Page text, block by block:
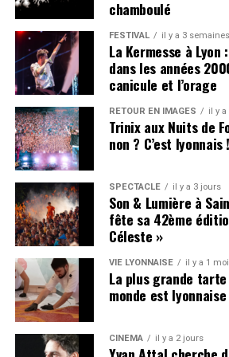
porté par des productions soignées
instrumentales modernes fusionnent
univers hybride quelque part entre
school.
Ses premières influences comptent
Diam’s, Youssoupha et Sefyu avant
comme Ateyaba et 3010 ne viennent
musique vers quelque chose de plus
DeSoundcloudaux
Son parcours est celui d’un bosseur
ses débuts sur la plateforme
trilogieNocturne et quelques
sort en 2020 l’EPKOLAF: un projet
l’unanimité qui engendre une
autour du nouveau phénomène qu’est
chamboulé
FESTIVAL il y a 3 semaines
La Kermesse à
dans les années
canicule et l’orage
RETOUR EN IMAGES il y
Trinix aux Nuits de
non ? C’est lyonnais !
SPECTACLE il y a 3 jours
Son & Lumière à
fête sa 42ème
Céleste »
VIE LYONNAISE il y a 1
La plus grande
monde est lyonnaise
CINÉMA il y a 2 jours